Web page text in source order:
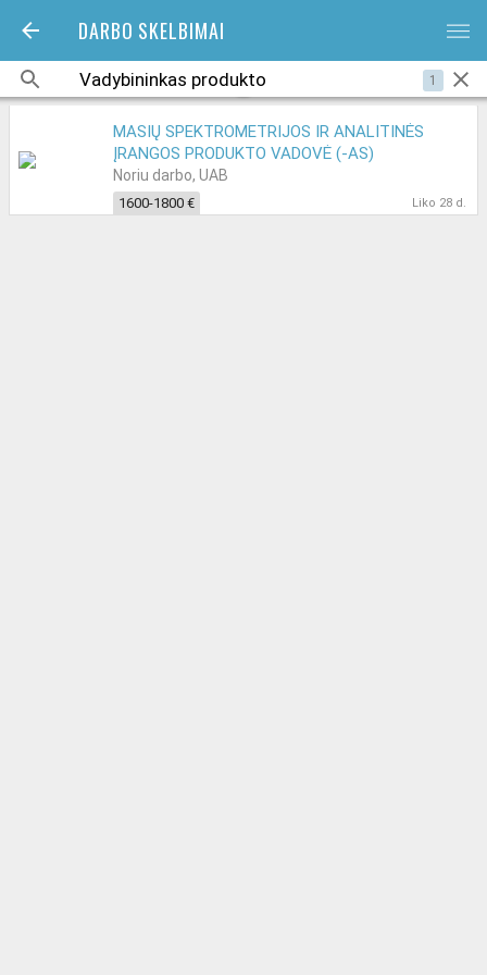
DARBO SKELBIMAI bars
1
MASIŲ SPEKTROMETRIJOS IR ANALITINĖS
ĮRANGOS PRODUKTO VADOVĖ (-AS)
Noriu darbo, UAB
1600-1800 € Liko 28 d.